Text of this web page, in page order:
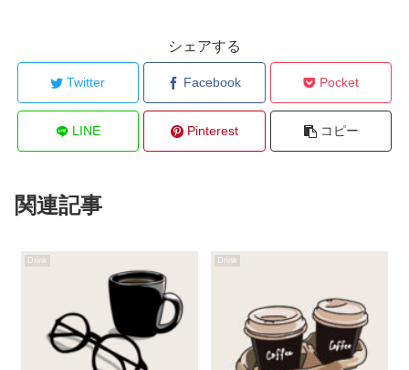
シェアする
Twitter Facebook Pocket
LINE Pinterest コピー
関連記事
Drink Drink